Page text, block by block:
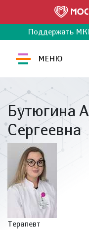
Поддержать
МЕНЮ
Бутюгина
Сергеевна
Терапевт